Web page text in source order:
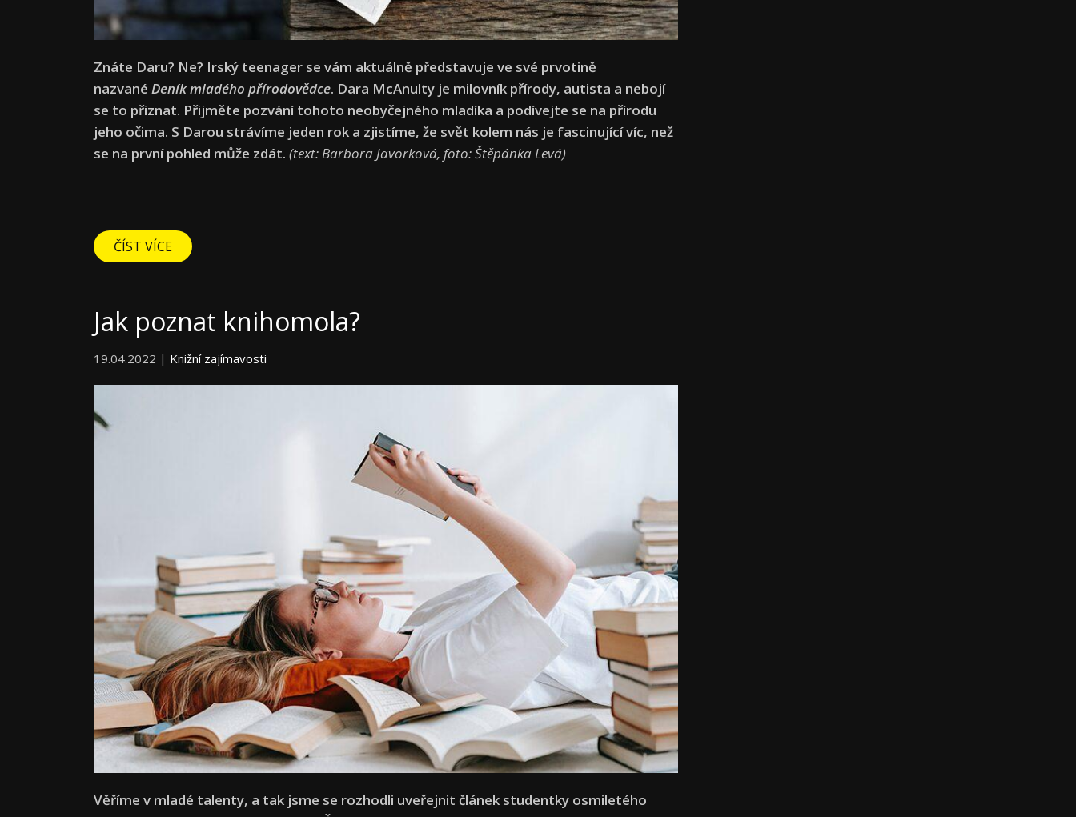
Znáte Daru? Ne? Irský teenager se vám aktuálně představuje ve své prvotině
nazvané Deník mladého přírodovědce. Dara McAnulty je milovník přírody, autista a nebojí
se to přiznat. Přijměte pozvání tohoto neobyčejného mladíka a podívejte se na přírodu
jeho očima. S Darou strávíme jeden rok a zjistíme, že svět kolem nás je fascinující víc, než
se na první pohled může zdát. (text: Barbora Javorková, foto: Štěpánka Levá)
ČÍST VÍCE
Jak poznat knihomola?
19.04.2022 | Knižní zajímavosti
Věříme v mladé talenty, a tak jsme se rozhodli uveřejnit článek studentky osmiletého